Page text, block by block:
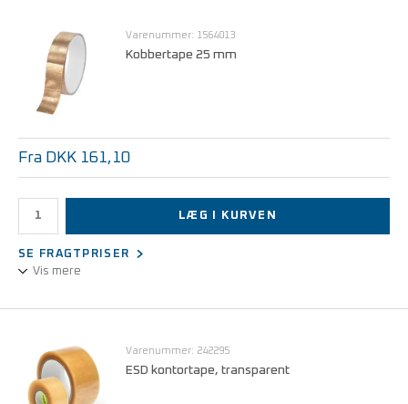
(1 x 600 x 400 mm eller 2 x 400 x 300 mm)
Varenummer: 1564013
Kobbertape 25 mm
Fra DKK 161,10
LÆG I KURVEN
SE FRAGTPRISER
Vis mere
Kan anvendes under ESD-bordmåtter, -gulvmåtter og lignende.
Varenummer: 242295
ESD kontortape, transparent